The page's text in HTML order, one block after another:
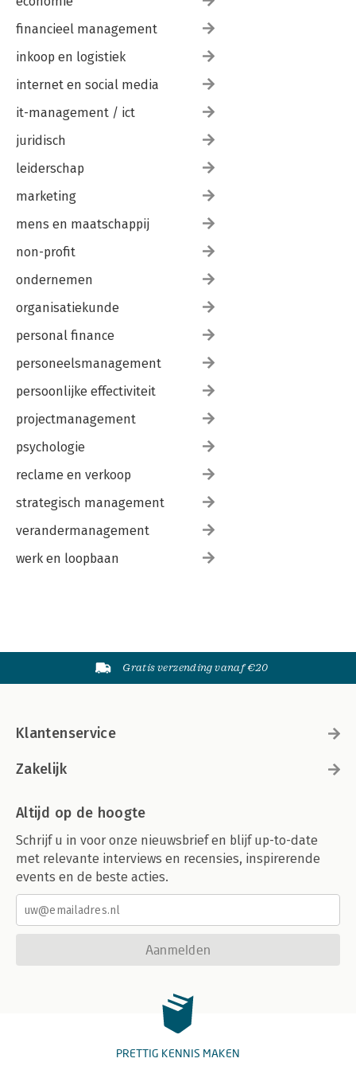
financieel management
inkoop en logistiek
internet en social media
it-management / ict
juridisch
leiderschap
marketing
mens en maatschappij
non-profit
ondernemen
organisatiekunde
personal finance
personeelsmanagement
persoonlijke effectiviteit
projectmanagement
psychologie
reclame en verkoop
strategisch management
verandermanagement
werk en loopbaan
Gratis verzending vanaf €20
Klantenservice
Zakelijk
Altijd op de hoogte
Schrijf u in voor onze nieuwsbrief en blijf up-to-date
met relevante interviews en recensies, inspirerende
events en de beste acties.
Aanmelden
PRETTIG KENNIS MAKEN